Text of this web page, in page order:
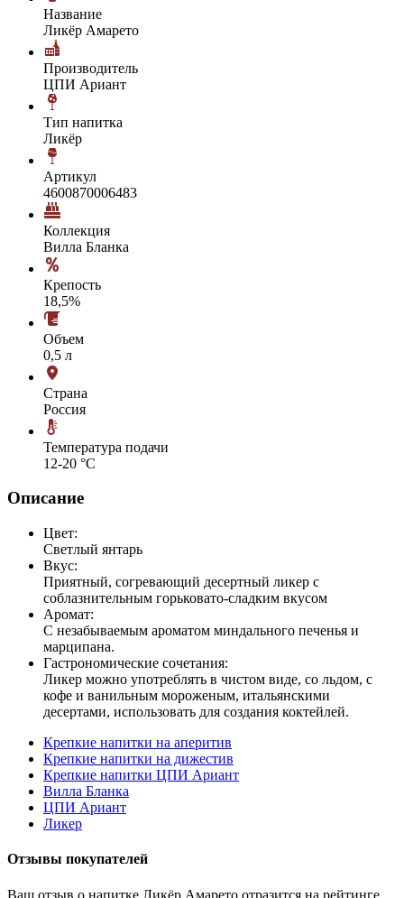
Название
Ликёр Амарето
Производитель
ЦПИ Ариант
Тип напитка
Ликёр
Артикул
4600870006483
Коллекция
Вилла Бланка
Крепость
18,5%
Объем
0,5 л
Страна
Россия
Температура подачи
12-20 °С
Описание
Цвет:
Светлый янтарь
Вкус:
Приятный, согревающий десертный ликер с
соблазнительным горьковато-сладким вкусом
Аромат:
С незабываемым ароматом миндального печенья и
марципана.
Гастрономические сочетания:
Ликер можно употреблять в чистом виде, со льдом, с
кофе и ванильным мороженым, итальянскими
десертами, использовать для создания коктейлей.
Крепкие напитки на аперитив
Крепкие напитки на дижестив
Крепкие напитки ЦПИ Ариант
Вилла Бланка
ЦПИ Ариант
Ликер
Отзывы покупателей
Ваш отзыв о напитке Ликёр Амарето отразится на рейтинге